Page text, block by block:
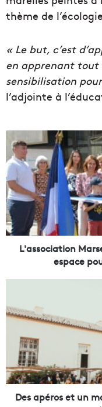
thème de
« Le but, c’est
en apprenant tout
sensibilisation
l’adjointe à
a
s
s
o
c
i
a
a
r
l
l
L'association
espace
s
a
o
s
Des apéros et un